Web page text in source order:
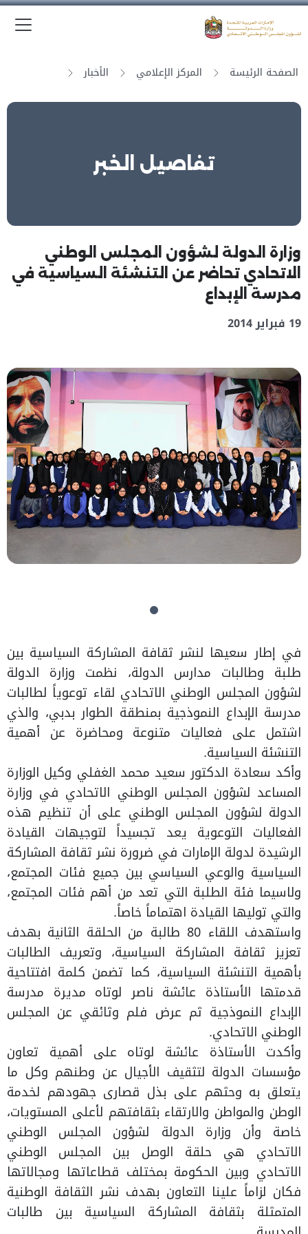
الصفحة الرئيسة المركز الإعلامي الأخبار
تفاصيل الخبر
وزارة الدولة لشؤون المجلس الوطني
الاتحادي تحاضر عن التنشئة السياسية في
مدرسة الإبداع
19 فبراير 2014
في إطار سعيها لنشر ثقافة المشاركة السياسية بين
طلبة وطالبات مدارس الدولة، نظمت وزارة الدولة
لشؤون المجلس الوطني الاتحادي لقاء توعوياً لطالبات
مدرسة الإبداع النموذجية بمنطقة الطوار بدبي، والذي
اشتمل على فعاليات متنوعة ومحاضرة عن أهمية
التنشئة السياسية.
وأكد سعادة الدكتور سعيد محمد الغفلي وكيل الوزارة
المساعد لشؤون المجلس الوطني الاتحادي في وزارة
الدولة لشؤون المجلس الوطني على أن تنظيم هذه
الفعاليات التوعوية يعد تجسيداً لتوجيهات القيادة
الرشيدة لدولة الإمارات في ضرورة نشر ثقافة المشاركة
السياسية والوعي السياسي بين جميع فئات المجتمع،
ولاسيما فئة الطلبة التي تعد من أهم فئات المجتمع،
والتي توليها القيادة اهتماماً خاصاً.
واستهدف اللقاء 80 طالبة من الحلقة الثانية بهدف
تعزيز ثقافة المشاركة السياسية، وتعريف الطالبات
بأهمية التنشئة السياسية، كما تضمن كلمة افتتاحية
قدمتها الأستاذة عائشة ناصر لوتاه مديرة مدرسة
الإبداع النموذجية ثم عرض فلم وثائقي عن المجلس
الوطني الاتحادي.
وأكدت الأستاذة عائشة لوتاه على أهمية تعاون
مؤسسات الدولة لتثقيف الأجيال عن وطنهم وكل ما
يتعلق به وحثهم على بذل قصارى جهودهم لخدمة
الوطن والمواطن والارتقاء بثقافتهم لأعلى المستويات،
خاصة وأن وزارة الدولة لشؤون المجلس الوطني
الاتحادي هي حلقة الوصل بين المجلس الوطني
الاتحادي وبين الحكومة بمختلف قطاعاتها ومجالاتها
فكان لزاماً علينا التعاون بهدف نشر الثقافة الوطنية
المتمثلة بثقافة المشاركة السياسية بين طالبات